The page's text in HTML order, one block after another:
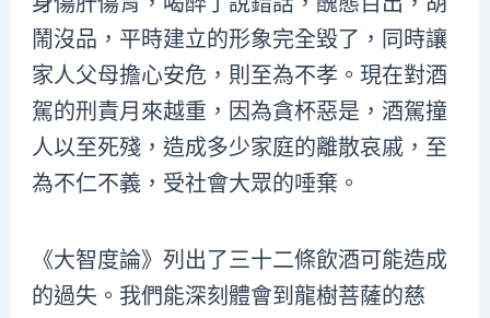
鬧沒品，平時建立的形象完全毀了，同時讓
家人父母擔心安危，則至為不孝。現在對酒
駕的刑責月來越重，因為貪杯惡是，酒駕撞
人以至死殘，造成多少家庭的離散哀戚，至
為不仁不義，受社會大眾的唾棄。
《大智度論》列出了三十二條飲酒可能造成
的過失。我們能深刻體會到龍樹菩薩的慈